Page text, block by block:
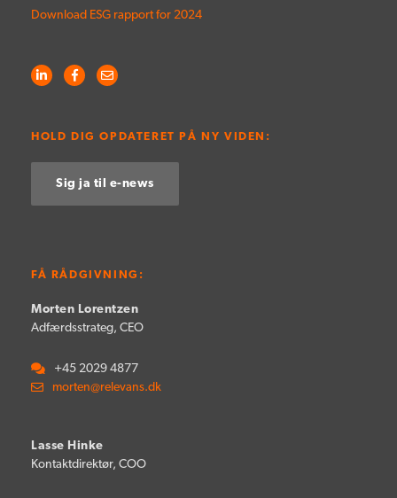
Download ESG rapport for 2024
HOLD DIG OPDATERET PÅ NY VIDEN:
Sig ja til e-news
FÅ RÅDGIVNING:
Morten Lorentzen
Adfærdsstrateg, CEO
+45 2029 4877
morten@relevans.dk
Lasse Hinke
Kontaktdirektør, COO